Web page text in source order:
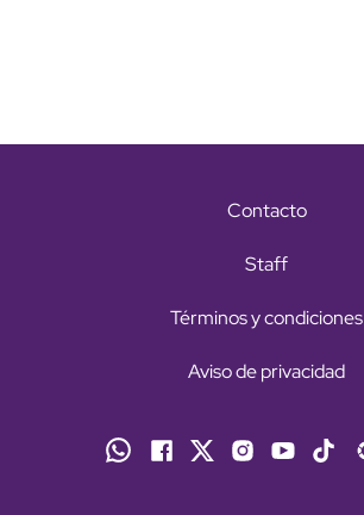
Contacto
Staff
Términos y condiciones
Aviso de privacidad